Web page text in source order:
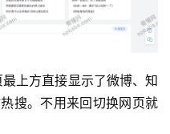
上方直接显示了微博、知
搜。不用来回切换网页就